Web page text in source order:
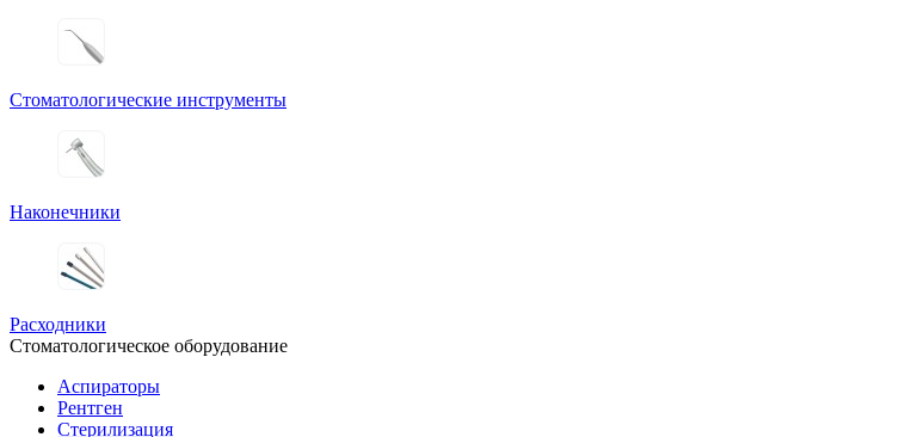
Стоматологические инструменты
Наконечники
Расходники
Стоматологическое оборудование
Аспираторы
Рентген
Стерилизация